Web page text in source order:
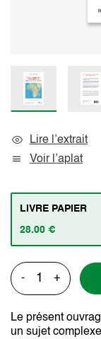
Lire l’extrait
Voir l’aplat
LIVRE PAPIER
28.00 €
- +
Le présent
un sujet